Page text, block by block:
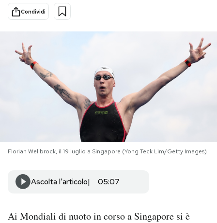
Economia
PODCAST
NEWSLETTER
Condividi
Florian Wellbrock, il 19 luglio a Singapore (Yong Teck Lim/Getty Images)
Ascolta l'articolo 05:07
Ai Mondiali di nuoto in corso a Singapore si è